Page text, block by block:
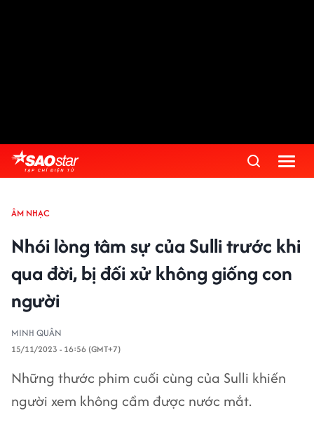
ÂM NHẠC
Nhói lòng tâm sự của Sulli trước khi
qua đời, bị đối xử không giống con
người
MINH QUÂN
15/11/2023 - 16:56 (GMT+7)
Những thước phim cuối cùng của Sulli khiến
người xem không cầm được nước mắt.